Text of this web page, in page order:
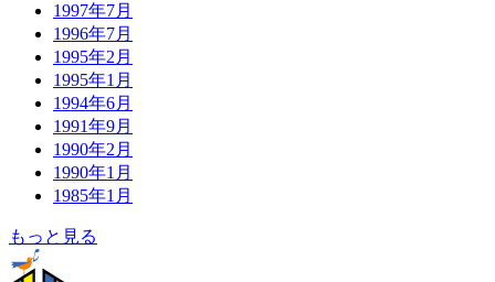
1997年7月
1996年7月
1995年2月
1995年1月
1994年6月
1991年9月
1990年2月
1990年1月
1985年1月
もっと見る